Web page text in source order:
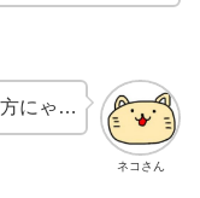
ネコさん
にゃ…